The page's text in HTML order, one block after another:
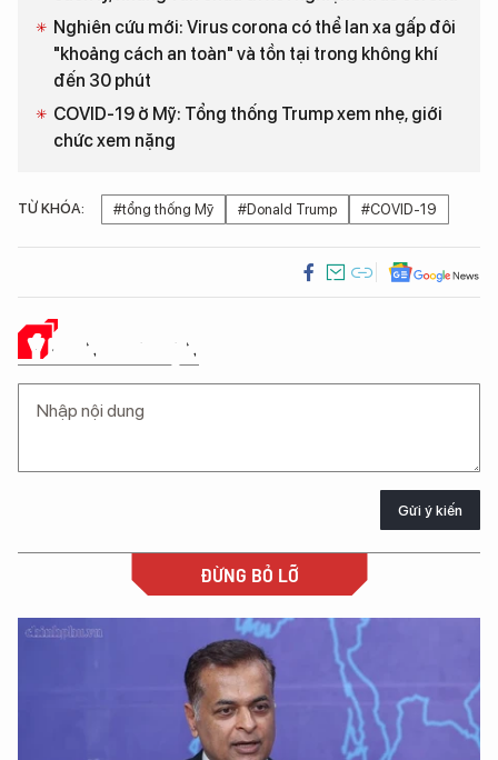
Nghiên cứu mới: Virus corona có thể lan xa gấp đôi
"khoảng cách an toàn" và tồn tại trong không khí
đến 30 phút
COVID-19 ở Mỹ: Tổng thống Trump xem nhẹ, giới
chức xem nặng
TỪ KHÓA: #tổng thống Mỹ #Donald Trump #COVID-19
Ý KIẾN CỦA BẠN
Gửi ý kiến
ĐỪNG BỎ LỠ